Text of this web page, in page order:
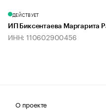
ДЕЙСТВУЕТ
ИП Биксентаева Маргарита
ИНН: 110602900456
О проекте